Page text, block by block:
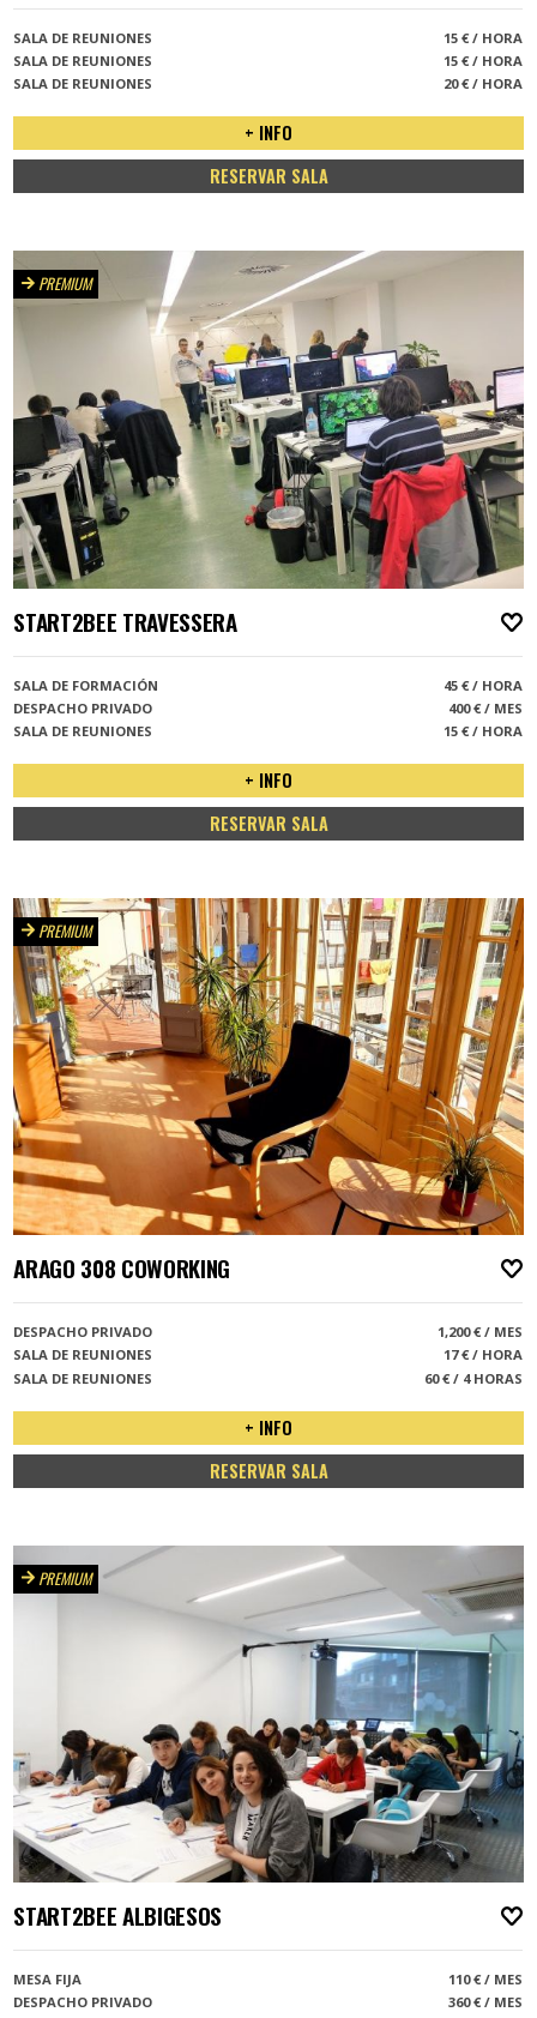
SALA DE REUNIONES
15 € / HORA
SALA DE REUNIONES
15 € / HORA
SALA DE REUNIONES
20 € / HORA
+ INFO
RESERVAR SALA
PREMIUM
START2BEE TRAVESSERA
SALA DE FORMACIÓN
45 € / HORA
DESPACHO PRIVADO
400 € / MES
SALA DE REUNIONES
15 € / HORA
+ INFO
RESERVAR SALA
PREMIUM
ARAGO 308 COWORKING
DESPACHO PRIVADO
1,200 € / MES
SALA DE REUNIONES
17 € / HORA
SALA DE REUNIONES
60 € / 4 HORAS
+ INFO
RESERVAR SALA
PREMIUM
START2BEE ALBIGESOS
MESA FIJA
110 € / MES
DESPACHO PRIVADO
360 € / MES